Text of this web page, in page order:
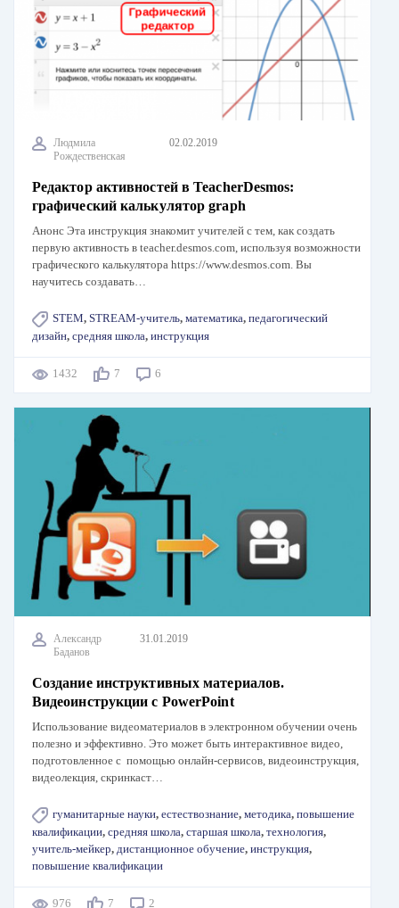
Людмила
Рождественская
02.02.2019
Редактор активностей в TeacherDesmos:
графический калькулятор graph
Анонс Эта инструкция знакомит учителей с тем, как создать
первую активность в teacher.desmos.com, используя возможности
графического калькулятора https://www.desmos.com. Вы
научитесь создавать…
STEM, STREAM-учитель, математика, педагогический
дизайн, средняя школа, инструкция
1432 7 6
Александр
Баданов
31.01.2019
Создание инструктивных материалов.
Видеоинструкции с PowerPoint
Использование видеоматериалов в электронном обучении очень
полезно и эффективно. Это может быть интерактивное видео,
подготовленное с помощью онлайн-сервисов, видеоинструкция,
видеолекция, скринкаст…
гуманитарные науки, естествознание, методика, повышение
квалификации, средняя школа, старшая школа, технология,
учитель-мейкер, дистанционное обучение, инструкция,
повышение квалификации
976 7 2